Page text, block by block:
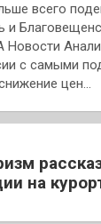
всего
и
с самыми
цен…
на